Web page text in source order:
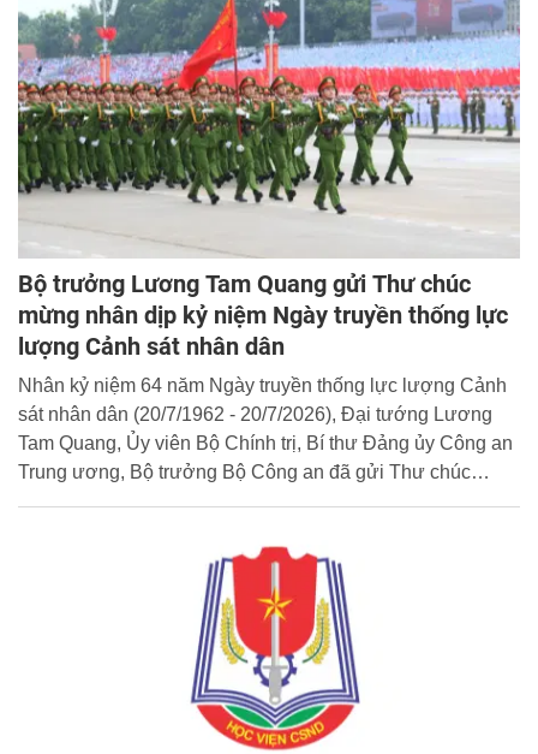
từng nhiệm vụ vì cuộc sống bình yên của nhân dân.
Bộ trưởng Lương Tam Quang gửi Thư chúc
mừng nhân dịp kỷ niệm Ngày truyền thống lực
lượng Cảnh sát nhân dân
Nhân kỷ niệm 64 năm Ngày truyền thống lực lượng Cảnh
sát nhân dân (20/7/1962 - 20/7/2026), Đại tướng Lương
Tam Quang, Ủy viên Bộ Chính trị, Bí thư Đảng ủy Công an
Trung ương, Bộ trưởng Bộ Công an đã gửi Thư chúc
thiệu toàn văn Thư chúc mừng của đồng chí Bộ trưởng.